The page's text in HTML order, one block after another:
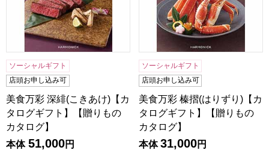
ソーシャルギフト
店頭お申し込み可
美食万彩 深緋(こきあけ)【カ
タログギフト】【贈りもの
カタログ】
本体 51,000円
ソーシャルギフト
店頭お申し込み可
美食万彩 榛摺(はりずり)【カ
タログギフト】【贈りもの
カタログ】
本体 31,000円